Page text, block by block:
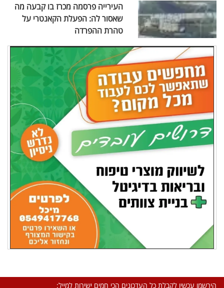
העירייה פרסמה מכרז בו קבעה מה
שאסור לה: הפעלת הקאנטרי על
טהרת ההפרדה
הירשמו עכשיו לקבלת כל העדכונים הכי חמים ישירות למייל: